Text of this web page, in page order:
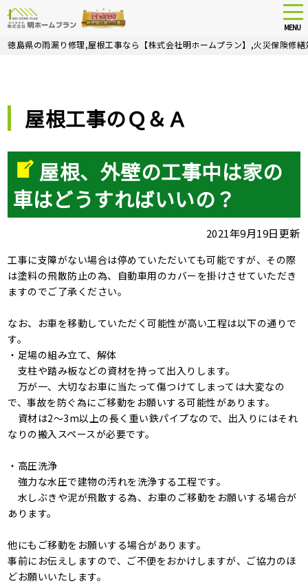
Skip
MENU
徳島県の雨漏り修理,屋根工事なら【株式会社明ホームプラン】,火災保険修繕
屋根工事のＱ＆Ａ
屋根、外壁の工事中は家の
車はどうすればいいの？
2021年9月19日更新
工事に支障がない場合は停めていただいても可能ですが、その際
は塗料の飛散防止の為、自動車用のカバーを掛けさせていただき
ますのでご了承ください。
なお、お車を移動していただく可能性が高い工程は以下の通りで
す。
・足場の組み立て、解体
支柱や踏み板などの資材を持って出入りします。
万が一、大切なお車に当たって傷つけてしまっては大変なの
で、事故を防ぐ為にご移動をお願いする可能性があります。
資材は2～3m以上の長く重い鉄パイプなので、出入りにはそれ
なりの搬入スペースが必要です。
・高圧洗浄
強力な水圧で建物の汚れを洗浄する工程です。
水しぶきや泥が飛散する為、お車のご移動をお願いする場合が
あります。
他にもご移動をお願いする場合があります。
事前にお伝えしますので、ご不便をおかけしますが、ご協力のほ
どお願いいたします。